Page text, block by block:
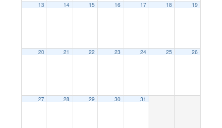
13 14 15 16 17 18 19
20 21 22 23 24 25 26
27 28 29 30 31